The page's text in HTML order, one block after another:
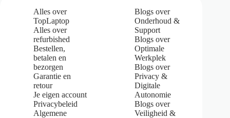
Alles over
TopLaptop
Alles over
refurbished
Bestellen,
betalen en
bezorgen
Garantie en
retour
Je eigen account
Privacybeleid
Algemene
Blogs over
Onderhoud &
Support
Blogs over
Optimale
Werkplek
Blogs over
Privacy &
Digitale
Autonomie
Blogs over
Veiligheid &